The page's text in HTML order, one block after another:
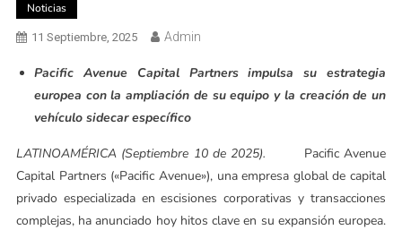
Noticias
11 Septiembre, 2025 Admin
Pacific Avenue Capital Partners impulsa su estrategia
europea con la ampliación de su equipo y la creación de un
vehículo sidecar específico
LATINOAMÉRICA (Septiembre 10 de 2025). Pacific Avenue
Capital Partners («Pacific Avenue»), una empresa global de capital
privado especializada en escisiones corporativas y transacciones
complejas, ha anunciado hoy hitos clave en su expansión europea.